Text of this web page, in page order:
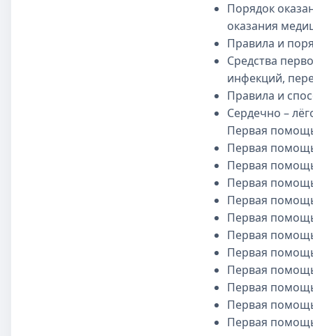
Порядок
оказания
Правила и
Средства
инфекций,
Правила и
Сердечно –
Первая
Первая
Первая
Первая
Первая
Первая
Первая
Первая
Первая
Первая
Первая
Первая